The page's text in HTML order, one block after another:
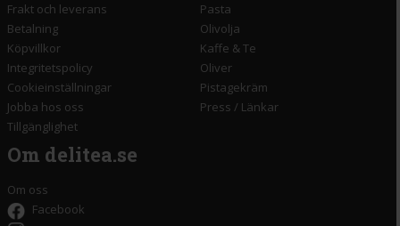
Frakt och leverans
Betalning
Köpvillkor
Integritetspolicy
Cookieinställningar
Jobba hos oss
Tillgänglighet
Pasta
Olivolja
Kaffe & Te
Oliver
Pistagekräm
Press / Länkar
Om delitea.se
Om oss
Facebook